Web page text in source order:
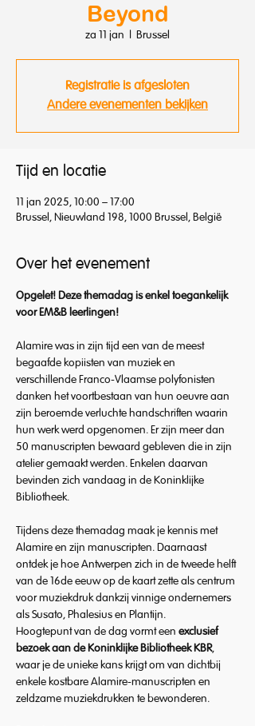
Beyond
za 11 jan
  |
Brussel
Registratie is afgesloten
Andere evenementen bekijken
Tijd en locatie
11 jan 2025, 10:00 – 17:00
Brussel, Nieuwland 198, 1000 Brussel, België
Over het evenement
Opgelet! Deze themadag is enkel toegankelijk
voor EM&B leerlingen!
Alamire was in zijn tijd een van de meest
begaafde kopiisten van muziek en
verschillende Franco-Vlaamse polyfonisten
danken het voortbestaan van hun oeuvre aan
zijn beroemde verluchte handschriften waarin
hun werk werd opgenomen. Er zijn meer dan
50 manuscripten bewaard gebleven die in zijn
atelier gemaakt werden. Enkelen daarvan
bevinden zich vandaag in de Koninklijke
Bibliotheek.
Tijdens deze themadag maak je kennis met
Alamire en zijn manuscripten. Daarnaast
ontdek je hoe Antwerpen zich in de tweede helft
van de 16de eeuw op de kaart zette als centrum
voor muziekdruk dankzij vinnige ondernemers
als Susato, Phalesius en Plantijn.
Hoogtepunt van de dag vormt een exclusief
bezoek aan de Koninklijke Bibliotheek KBR,
waar je de unieke kans krijgt om van dichtbij
enkele kostbare Alamire-manuscripten en
zeldzame muziekdrukken te bewonderen.